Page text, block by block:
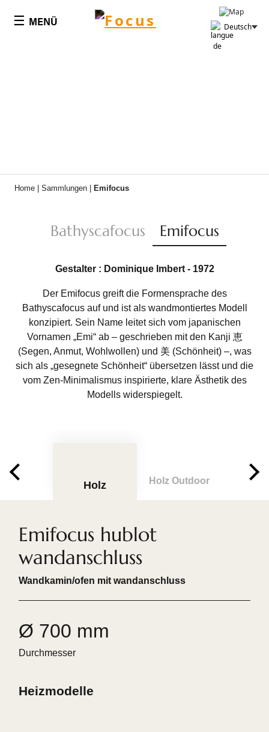
☰ MENÜ Deutsch
Home Sammlungen Emifocus
Bathyscafocus Emifocus
Gestalter : Dominique Imbert - 1972
Der Emifocus greift die Formensprache des
Bathyscafocus auf und ist als wandmontiertes Modell
konzipiert. Sein Name leitet sich vom japanischen
Vornamen „Emi“ ab – geschrieben mit den Kanji 恵
(Segen, Anmut, Wohlwollen) und 美 (Schönheit) –, was
sich als „gesegnete Schönheit“ übersetzen lässt und die
vom Zen-Minimalismus inspirierte, klare Ästhetik des
Modells widerspiegelt.
Holz Holz Outdoor
Emifocus hublot
wandanschluss
Wandkamin/ofen mit wandanschluss
Ø 700 mm
Durchmesser
Heizmodelle
Cookie-Einstellungen